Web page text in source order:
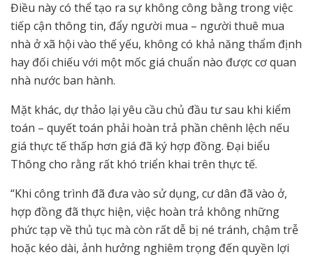
Điều này có thể tạo ra sự không công bằng trong việc
tiếp cận thông tin, đẩy người mua – người thuê mua
nhà ở xã hội vào thế yếu, không có khả năng thẩm định
hay đối chiếu với một mốc giá chuẩn nào được cơ quan
nhà nước ban hành.
Mặt khác, dự thảo lại yêu cầu chủ đầu tư sau khi kiểm
toán – quyết toán phải hoàn trả phần chênh lệch nếu
giá thực tế thấp hơn giá đã ký hợp đồng. Đại biểu
Thông cho rằng rất khó triển khai trên thực tế.
“Khi công trình đã đưa vào sử dụng, cư dân đã vào ở,
hợp đồng đã thực hiện, việc hoàn trả không những
phức tạp về thủ tục mà còn rất dễ bị né tránh, chậm trễ
hoặc kéo dài, ảnh hưởng nghiêm trọng đến quyền lợi